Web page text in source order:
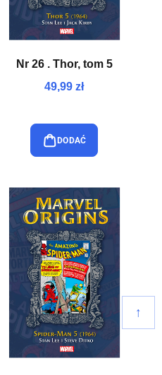
Nr 26 . Thor, tom 5
49,99 zł
DODAĆ
↑